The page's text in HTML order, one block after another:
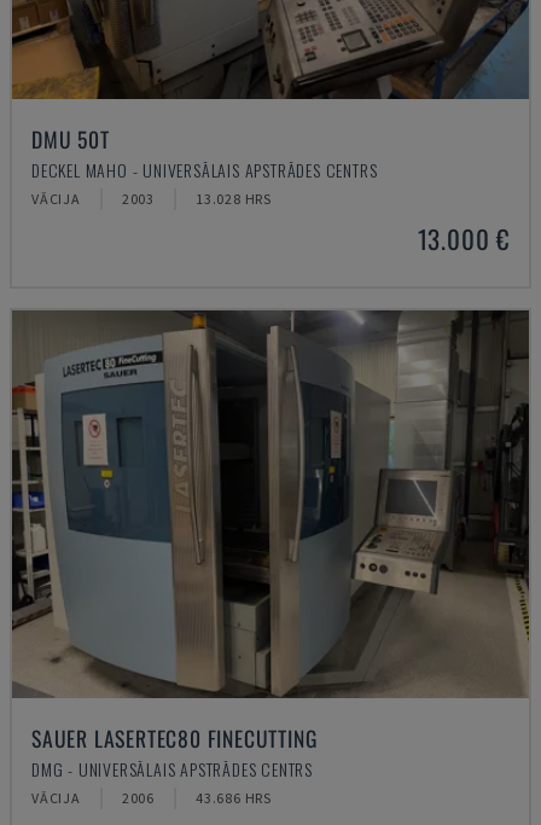
DMU 50T
DECKEL MAHO - UNIVERSĀLAIS APSTRĀDES CENTRS
VĀCIJA 2003 13.028 HRS
13.000 €
SAUER LASERTEC80 FINECUTTING
DMG - UNIVERSĀLAIS APSTRĀDES CENTRS
VĀCIJA 2006 43.686 HRS